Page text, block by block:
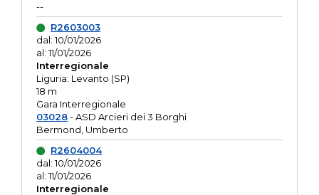
--
R2603003
dal: 10/01/2026
al: 11/01/2026
Interregionale
Liguria: Levanto (SP)
18 m
Gara Interregionale
03028- ASD Arcieri dei 3 Borghi
Bermond, Umberto
R2604004
dal: 10/01/2026
al: 11/01/2026
Interregionale